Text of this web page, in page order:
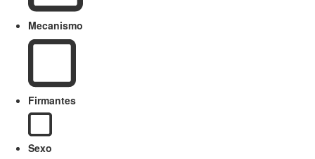
Mecanismo
Firmantes
Sexo